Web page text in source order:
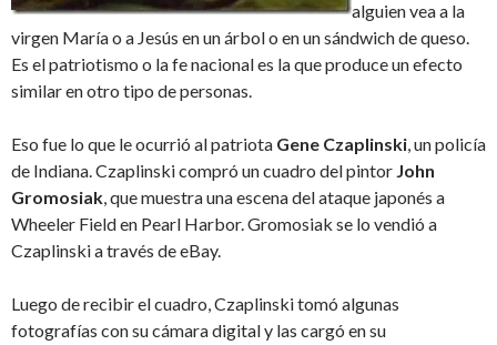
alguien vea a la
virgen María o a Jesús en un árbol o en un sándwich de queso.
Es el patriotismo o la fe nacional es la que produce un efecto
similar en otro tipo de personas.
Eso fue lo que le ocurrió al patriota Gene Czaplinski, un policía
de Indiana. Czaplinski compró un cuadro del pintor John
Gromosiak, que muestra una escena del ataque japonés a
Wheeler Field en Pearl Harbor. Gromosiak se lo vendió a
Czaplinski a través de eBay.
Luego de recibir el cuadro, Czaplinski tomó algunas
fotografías con su cámara digital y las cargó en su